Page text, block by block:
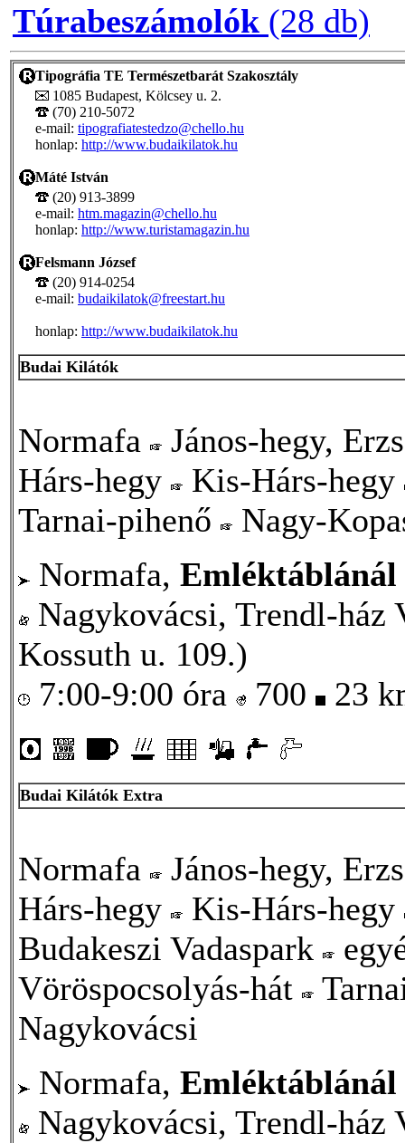
Túrabeszámolók (28 db)
Tipográfia TE Természetbarát Szakosztály
1085 Budapest, Kölcsey u. 2.
(70) 210-5072
e-mail: tipografiatestedzo@chello.hu
honlap: http://www.budaikilatok.hu
Máté István
(20) 913-3899
e-mail: htm.magazin@chello.hu
honlap: http://www.turistamagazin.hu
Felsmann József
(20) 914-0254
e-mail: budaikilatok@freestart.hu
honlap: http://www.budaikilatok.hu
Budai Kilátók
Normafa
János-hegy,
Hárs-hegy
Kis-Hárs-hegy
Tarnai-pihenő
Nagy-
Normafa, Emléktáblánál
Nagykovácsi, Trendl-ház
Kossuth u. 109.)
7:00-9:00 óra
700 23
Budai Kilátók Extra
Normafa
János-hegy,
Hárs-hegy
Kis-Hárs-hegy
Budakeszi Vadaspark
Vöröspocsolyás-hát
Nagykovácsi
Normafa, Emléktáblánál
Nagykovácsi, Trendl-ház